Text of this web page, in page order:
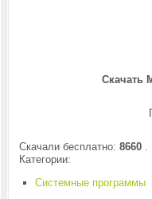
Скачать
Скачали бесплатно: 8660.
Категории:
Системные программы